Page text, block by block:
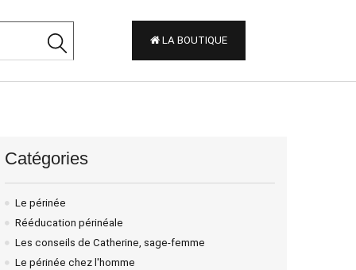
LA BOUTIQUE
Catégories
Le périnée
Rééducation périnéale
Les conseils de Catherine, sage-femme
Le périnée chez l'homme